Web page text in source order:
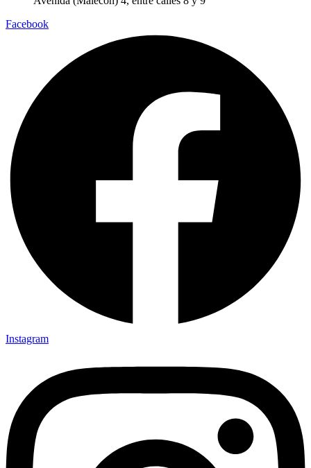
Facebook
Instagram